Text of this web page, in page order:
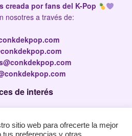
creada por fans del K-Pop
nosotres a través de:
de interés
de privacidad
sitio web para ofrecerte la mejor